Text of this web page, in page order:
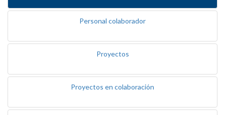
Personal colaborador
Proyectos
Proyectos en colaboración